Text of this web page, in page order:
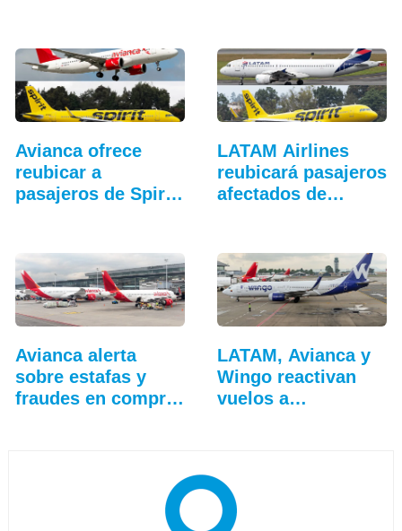
Avianca ofrece
reubicar a
pasajeros de Spirit
LATAM Airlines
reubicará pasajeros
afectados de…
Avianca alerta
sobre estafas y
fraudes en compra
LATAM, Avianca y
Wingo reactivan
vuelos a